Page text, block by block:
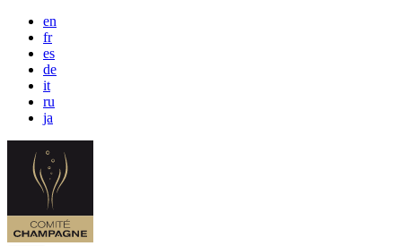
en
fr
es
de
it
ru
ja